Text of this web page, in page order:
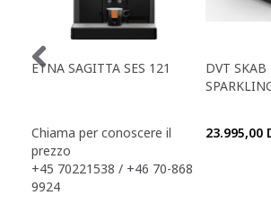
ETNA SAGITTA SES 121
Chiama per conoscere il
prezzo
+45 70221538 / +46 70-868
9924
DVT
23.995,00